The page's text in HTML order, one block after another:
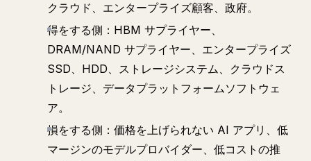
クラウド、エンタープライズ顧客、政府。
得をする側：HBM サプライヤー、
DRAM/NAND サプライヤー、エンタープライズ
SSD、HDD、ストレージシステム、クラウドス
トレージ、データプラットフォームソフトウェ
ア。
損をする側：価格を上げられない AI アプリ、低
マージンのモデルプロバイダー、低コストの推